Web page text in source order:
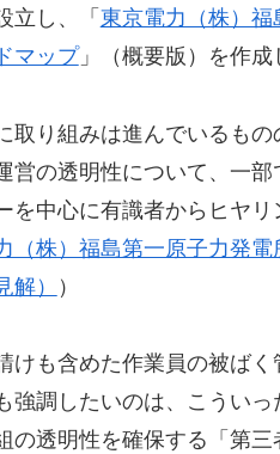
立し、「 東京電力（株）
マップ」（概要版）を作成
取り組みは進んでいるも
営の透明性について、一
を中心に有識者からヒヤ
（株）福島第一原子力発
解）
）
けも含めた作業員の被ば
強調したいのは、こうい
の透明性を確保する「第